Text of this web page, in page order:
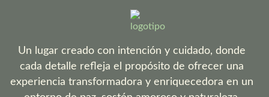
Un lugar creado con intención y cuidado, donde
cada detalle refleja el propósito de ofrecer una
experiencia transformadora y enriquecedora en un